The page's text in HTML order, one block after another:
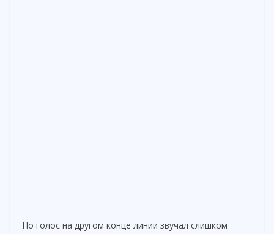
Но голос на другом конце линии звучал слишком